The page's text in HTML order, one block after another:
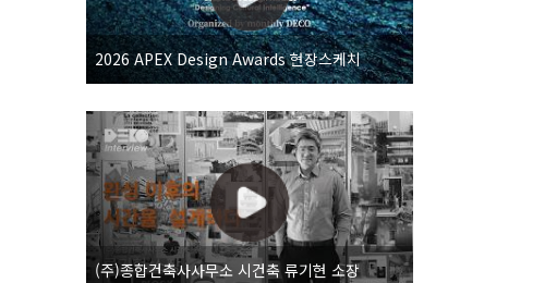
2026 APEX Design Awards 현장스케치
(주)종합건축사사무소 시건축 류기현 소장